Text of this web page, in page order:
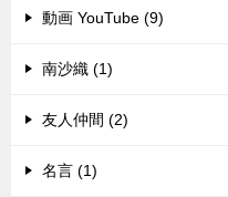
動画 YouTube (9)
南沙織 (1)
友人仲間 (2)
名言 (1)